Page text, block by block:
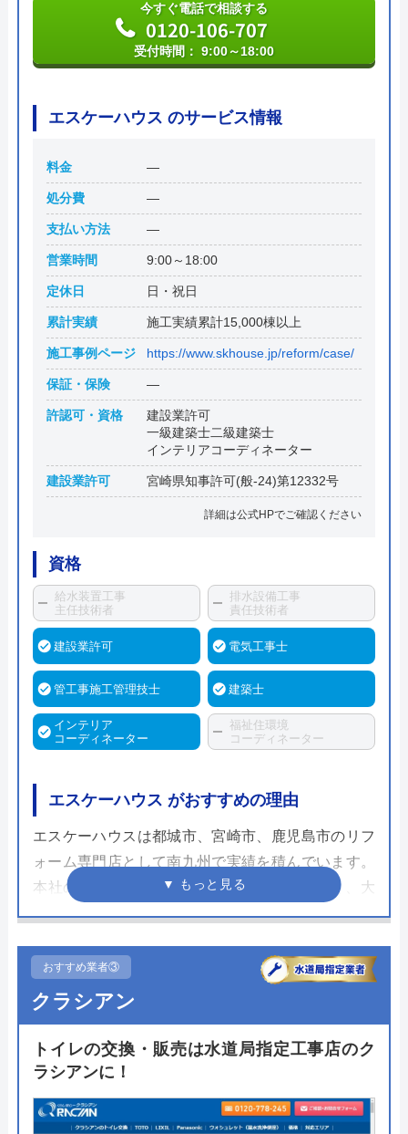
今すぐ電話で相談する
0120-106-707
受付時間： 9:00～18:00
エスケーハウス のサービス情報
料金 ―
処分費 ―
支払い方法 ―
営業時間 9:00～18:00
定休日 日・祝日
累計実績 施工実績累計15,000棟以上
施工事例ページ https://www.skhouse.jp/reform/case/
保証・保険 ―
許認可・資格
建設業許可
一級建築士二級建築士
インテリアコーディネーター
建設業許可 宮崎県知事許可(般-24)第12332号
詳細は公式HPでご確認ください
資格
給水装置工事
主任技術者
排水設備工事
責任技術者
建設業許可 電気工事士
管工事施工管理技士 建築士
インテリア
コーディネーター
福祉住環境
コーディネーター
エスケーハウス がおすすめの理由
エスケーハウスは都城市、宮崎市、鹿児島市のリフ
ォーム専門店として南九州で実績を積んでいます。
本社のある都城市は都城駅から車で9分と近く、大
通り沿いなのでアクセスもしやすいです。九州に5
ださい。
トイレリフォームはオーソドックスなTOTOピュア
レストで施工費込みで178,000円～。完全自社施工
なので金額よりも安心感を求める方におすすめの会
分で完了するのでお話だけでも聞いてみてはいかが
おすすめ業者③
クラシアン
トイレの交換・販売は水道局指定工事店のク
ラシアンに！